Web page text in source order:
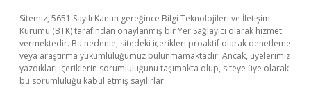
Sitemiz, 5651 Sayılı Kanun gereğince Bilgi Teknolojileri ve İletişim
Kurumu (BTK) tarafından onaylanmış bir Yer Sağlayıcı olarak hizmet
vermektedir. Bu nedenle, sitedeki içerikleri proaktif olarak denetleme
veya araştırma yükümlülüğümüz bulunmamaktadır. Ancak, üyelerimiz
yazdıkları içeriklerin sorumluluğunu taşımakta olup, siteye üye olarak
bu sorumluluğu kabul etmiş sayılırlar.